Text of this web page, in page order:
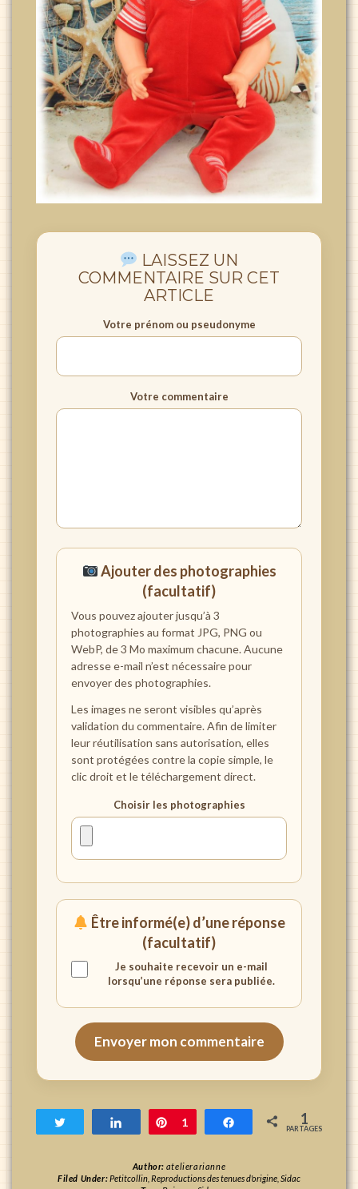
LAISSEZ UN
COMMENTAIRE SUR CET
ARTICLE
Votre prénom ou pseudonyme
Votre commentaire
Ajouter des photographies
(facultatif)
Vous pouvez ajouter jusqu’à 3
photographies au format JPG, PNG ou
WebP, de 3 Mo maximum chacune. Aucune
adresse e-mail n’est nécessaire pour
envoyer des photographies.
Les images ne seront visibles qu’après
validation du commentaire. Afin de limiter
leur réutilisation sans autorisation, elles
sont protégées contre la copie simple, le
clic droit et le téléchargement direct.
Choisir les photographies
Être informé(e) d’une réponse
(facultatif)
Je souhaite recevoir un e-mail
lorsqu’une réponse sera publiée.
Envoyer mon commentaire
Tweetez Partagez Enregistrer
1 Partagez 1
PARTAGES
Author: atelierarianne
Filed Under:Petitcollin, Reproductions des tenues d'origine, Sidac